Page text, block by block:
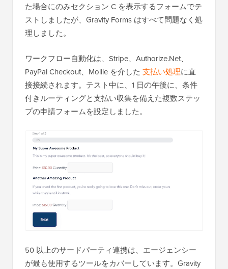
た場合にのみセクション C を表示するフォームでテ
ストしましたが、Gravity Forms はすべて問題なく処
理しました。
ワークフロー自動化は、Stripe、Authorize.Net、
PayPal Checkout、Mollie を介した 支払い処理に直
接接続されます。テスト中に、1 日の午後に、条件
付きルーティングと支払い収集を備えた複数ステッ
プの申請フォームを設定しました。
50 以上のサードパーティ連携は、エージェンシー
が最も使用するツールをカバーしています。Gravity